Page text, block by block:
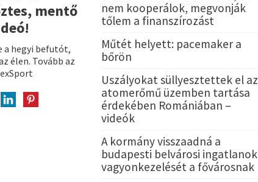
mentő
a hegyi befutót,
élen. Tovább az
nem kooperálok, megvonják
tőlem a finanszírozást
Műtét helyett: pacemaker a
bőrön
Uszályokat süllyesztettek el az
atomerőmű üzemben tartása
érdekében Romániában –
videók
A kormány visszaadná a
budapesti belvárosi ingatlanok
vagyonkezelését a fővárosnak